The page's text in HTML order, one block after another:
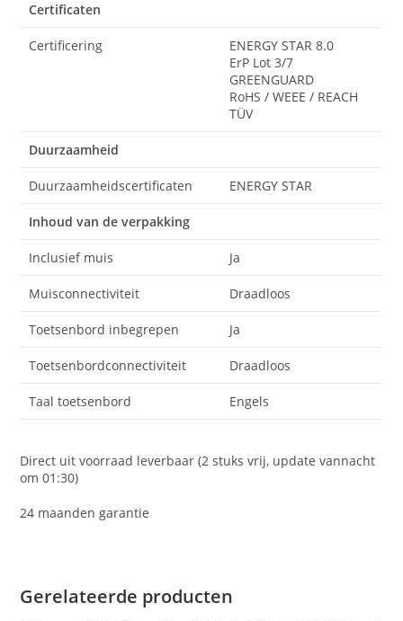
Certificaten
Certificering
ENERGY STAR 8.0
ErP Lot 3/7
GREENGUARD
RoHS / WEEE / REACH
TÜV
Duurzaamheid
Duurzaamheidscertificaten ENERGY STAR
Inhoud van de verpakking
Inclusief muis Ja
Muisconnectiviteit Draadloos
Toetsenbord inbegrepen Ja
Toetsenbordconnectiviteit Draadloos
Taal toetsenbord Engels
Direct uit voorraad leverbaar (2 stuks vrij, update vannacht
om 01:30)
24 maanden garantie
Gerelateerde producten